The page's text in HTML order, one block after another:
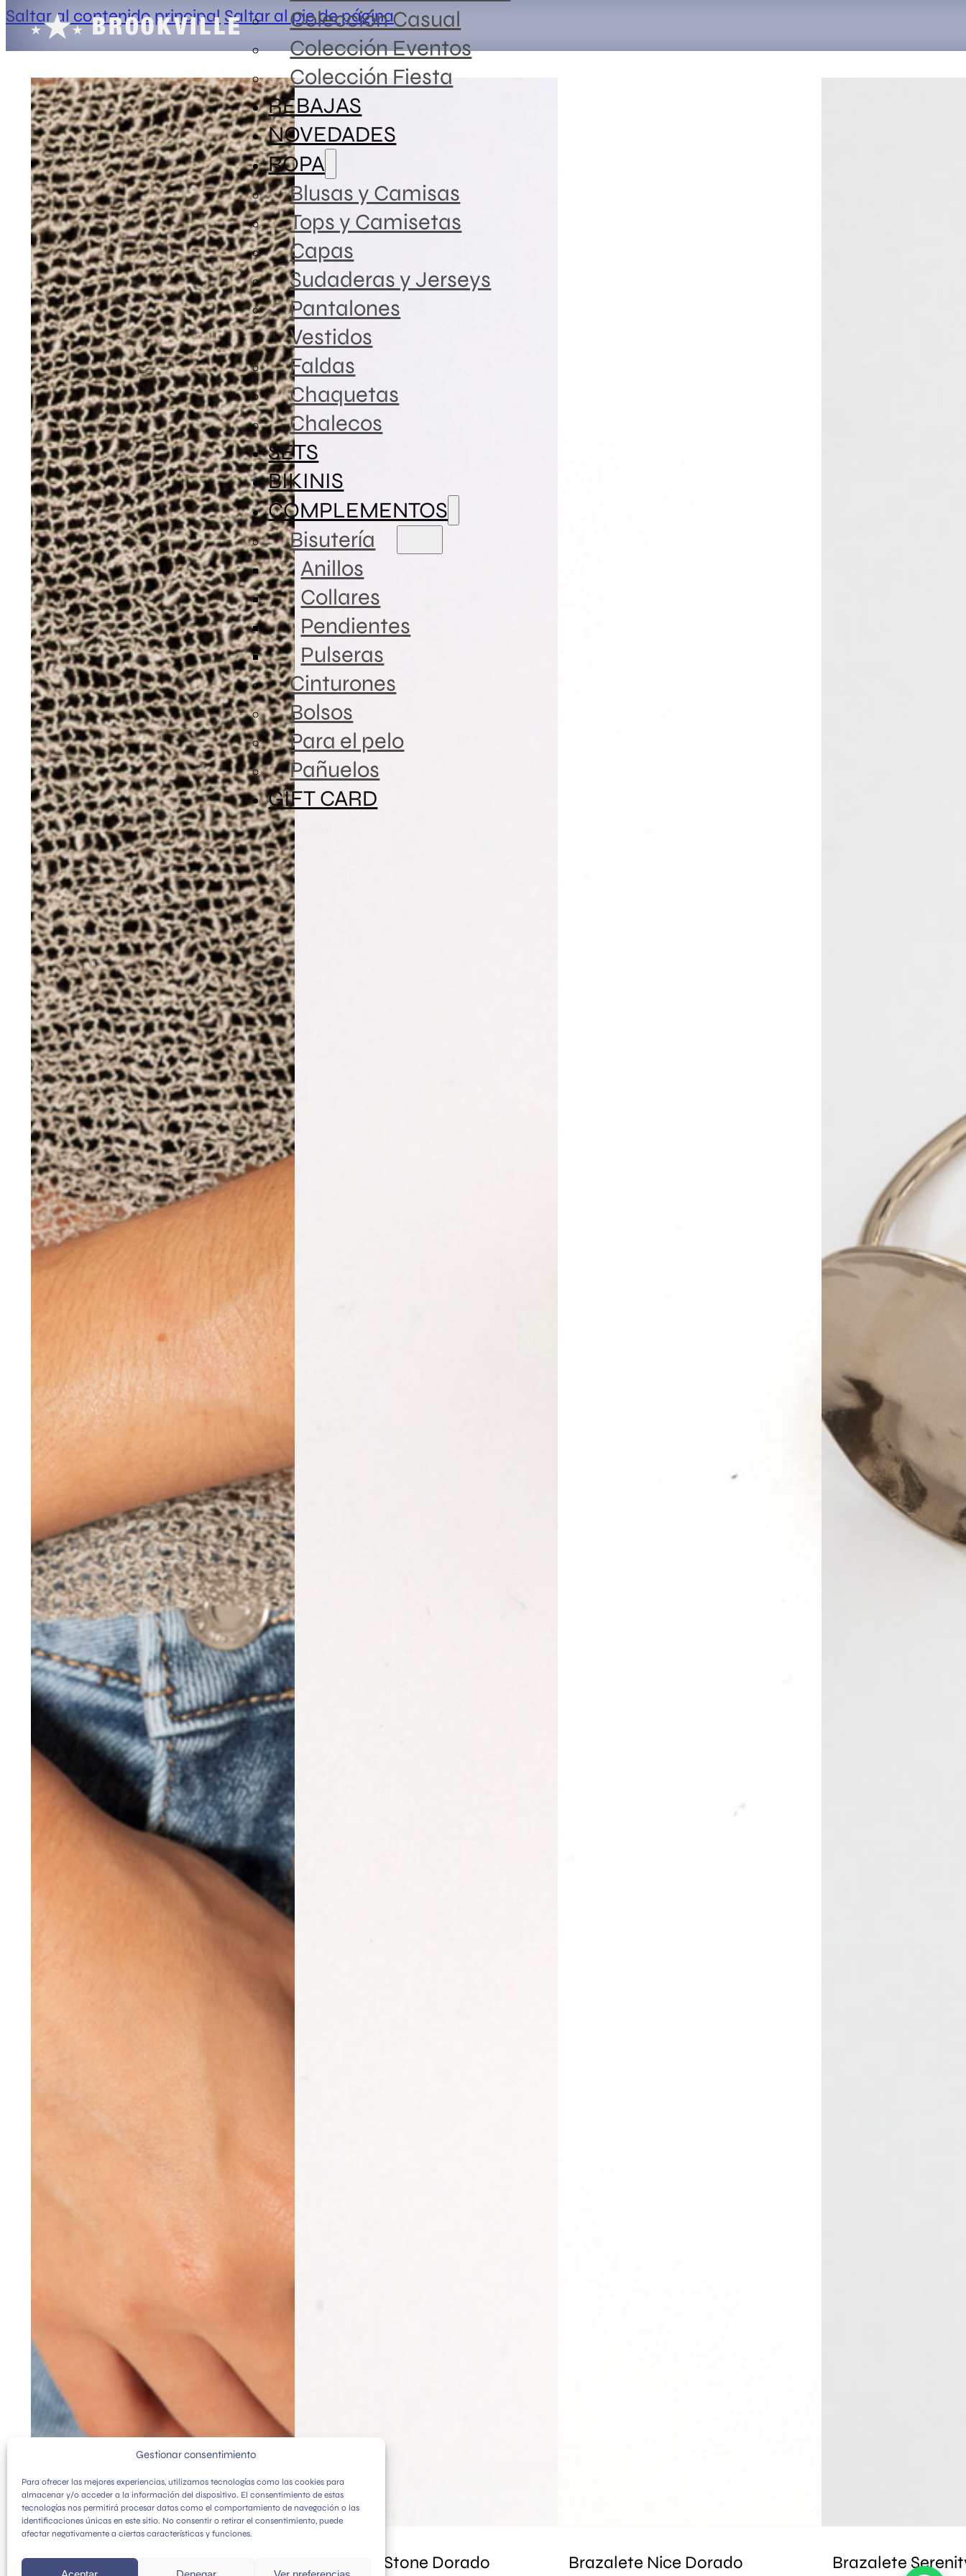
Gestionar consentimiento
Para ofrecer las mejores experiencias, utilizamos tecnologías como las cookies para
almacenar y/o acceder a la información del dispositivo. El consentimiento de estas
tecnologías nos permitirá procesar datos como el comportamiento de navegación o las
identificaciones únicas en este sitio. No consentir o retirar el consentimiento, puede
afectar negativamente a ciertas características y funciones.
Saltar al contenido principal Saltar al pie de página
Colección Casual
Colección Eventos
Colección Fiesta
REBAJAS
NOVEDADES
ROPA
Blusas y Camisas
Tops y Camisetas
Capas
Sudaderas y Jerseys
Pantalones
Vestidos
Faldas
Chaquetas
Chalecos
SETS
BIKINIS
COMPLEMENTOS
Bisutería
Anillos
Collares
Pendientes
Pulseras
Cinturones
Bolsos
Para el pelo
Pañuelos
GIFT CARD
Search
Brazalete Stone Plata
Brazalete Stone Dorado
Brazalete Nice Dorado
Brazalete